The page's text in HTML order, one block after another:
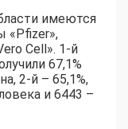
имеются
«Pfizer»,
Cell». 1-й
67,1%
2-й – 65,1%,
и 6443 –